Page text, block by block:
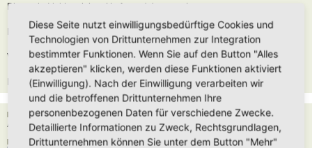
Diese sind leider viel zu Umfangreich geworden.
Bitte stellt diese Fragen im Forum, dort helfen wir Euch gerne weiter.
Viele Grüße
Robert
Empfänger:
Administrator
Deine E-Mail-Adresse:
Diese Seite nutzt einwilligungsbedürftige Cookies und
Technologien von Drittunternehmen zur Integration
bestimmter Funktionen. Wenn Sie auf den Button "Alles
akzeptieren" klicken, werden diese Funktionen aktiviert
(Einwilligung). Nach der Einwilligung verarbeiten wir
und die betroffenen Drittunternehmen Ihre
personenbezogenen Daten für verschiedene Zwecke.
Detaillierte Informationen zu Zweck, Rechtsgrundlagen,
Drittunternehmen können Sie unter dem Button "Mehr"